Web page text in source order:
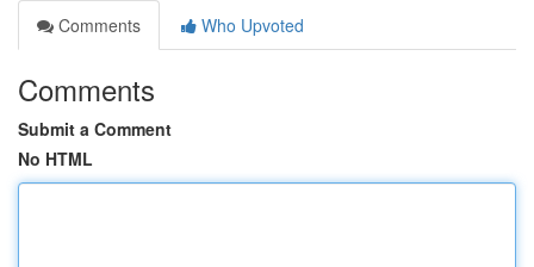
Comments
Who Upvoted
Comments
Submit a Comment
No HTML